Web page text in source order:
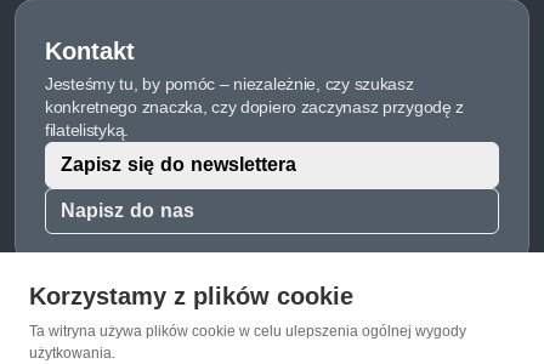
Kontakt
Jesteśmy tu, by pomóc – niezależnie, czy szukasz
konkretnego znaczka, czy dopiero zaczynasz przygodę z
filatelistyką.
Napisz do nas
Zapisz się do newslettera
O Znaczkopol.pl
Korzystamy z plików cookie
Ta witryna używa plików cookie w celu ulepszenia ogólnej wygody
użytkowania.